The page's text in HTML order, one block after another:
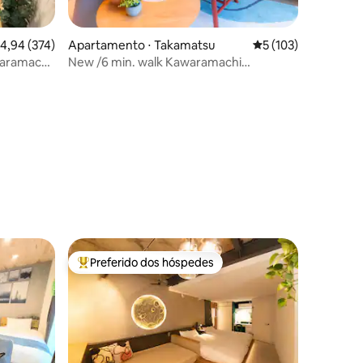
de uma avaliação média de 5, 374 avaliações
4,94 (374)
Apartamento ⋅ Takamatsu 5 de uma avaliação
5 (103)
New /6 min. walk Kawaramachi
hóspedes Entre os melhores preferidos dos hóspedes
Preferido dos hóspedes